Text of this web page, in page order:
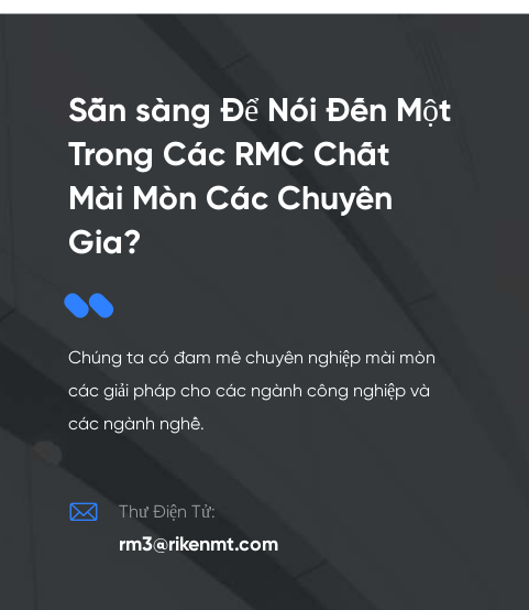
Sẵn sàng Để Nói Đến Một
Trong Các RMC Chất
Mài Mòn Các Chuyên
Gia?
Chúng ta có đam mê chuyên nghiệp mài mòn
các giải pháp cho các ngành công nghiệp và
các ngành nghề.
 Thư Điện Tử:
rm3@rikenmt.com